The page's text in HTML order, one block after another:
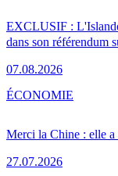
EXCLUSIF :
dans son référendum
07.08.2026
Merci la Chine : elle a
27.07.2026
ÉCONOMIE